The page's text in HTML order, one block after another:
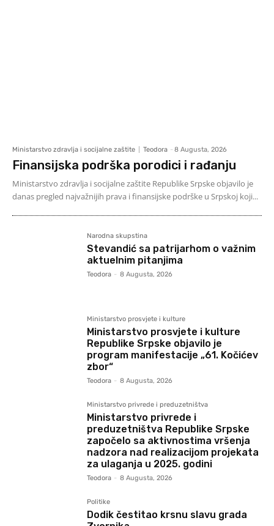
Ministarstvo zdravlja i socijalne zaštite Teodora - 8 Augusta, 2026
Finansijska podrška porodici i rađanju
Ministarstvo zdravlja i socijalne zaštite Republike Srpske objavilo je
danas pregled najvažnijih prava i finansijske podrške u Srpskoj koji...
Narodna skupstina
Stevandić sa patrijarhom o važnim
aktuelnim pitanjima
Teodora - 8 Augusta, 2026
Ministarstvo prosvjete i kulture
Ministarstvo prosvjete i kulture
Republike Srpske objavilo je
program manifestacije „61. Kočićev
zbor“
Teodora - 8 Augusta, 2026
Ministarstvo privrede i preduzetništva
Ministarstvo privrede i
preduzetništva Republike Srpske
započelo sa aktivnostima vršenja
nadzora nad realizacijom projekata
za ulaganja u 2025. godini
Teodora - 8 Augusta, 2026
Politike
Dodik čestitao krsnu slavu grada